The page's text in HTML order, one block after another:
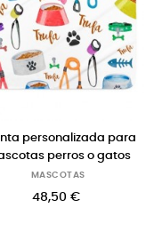
manta con el
perro o gato
MASCOTAS